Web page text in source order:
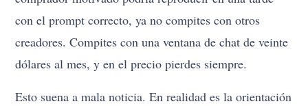
con el prompt correcto, ya no compites con otros
creadores. Compites con una ventana de chat de veinte
dólares al mes, y en el precio pierdes siempre.
Esto suena a mala noticia. En realidad es la orientación